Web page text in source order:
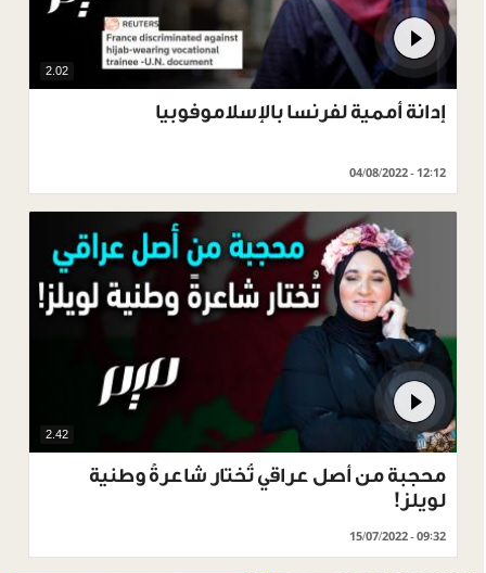
2.02
إدانة أممية لفرنسا بالإسلاموفوبيا‎‎
04/08/2022 - 12:12
2.42
محجبة من أصل عراقي تُختار شاعرةً وطنية
لويلز!
15/07/2022 - 09:32